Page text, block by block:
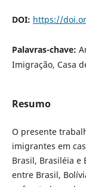
DOI: https://
Palavras-chave:
Imigração, Casa
Resumo
O presente
imigrantes em
Brasil, Brasiléia e
entre Brasil,